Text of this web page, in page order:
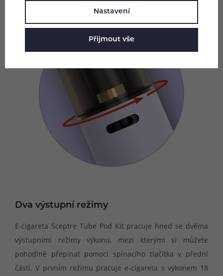
Dva výstupní režimy
E-cigareta Sceptre Tube Pod Kit pracuje hned se dvěma
výstupními režimy výkonu, mezi kterými si můžete
pohodlně přepínat pomocí spínacího tlačítka v přední
části. V prvním režimu pracuje e-cigareta s výkonem 18
Nastavení
Přijmout vše